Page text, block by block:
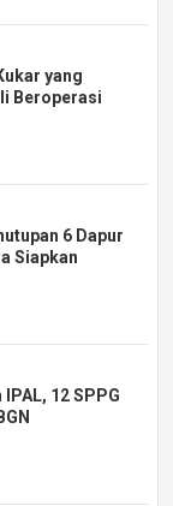
yang
Beroperasi
6 Dapur
Siapkan
12 SPPG